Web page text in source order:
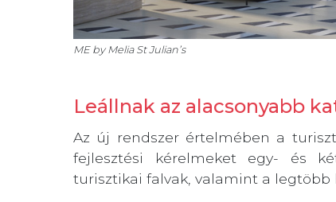
ME by Melia St Julian’s
Leállnak az alacsonyabb
Az új rendszer értelmében a
fejlesztési kérelmeket egy- és
turisztikai falvak, valamint a legtöbb